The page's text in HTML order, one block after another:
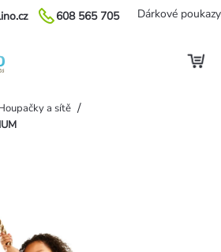
608 565 705 Dárkové poukazy
a sítě /